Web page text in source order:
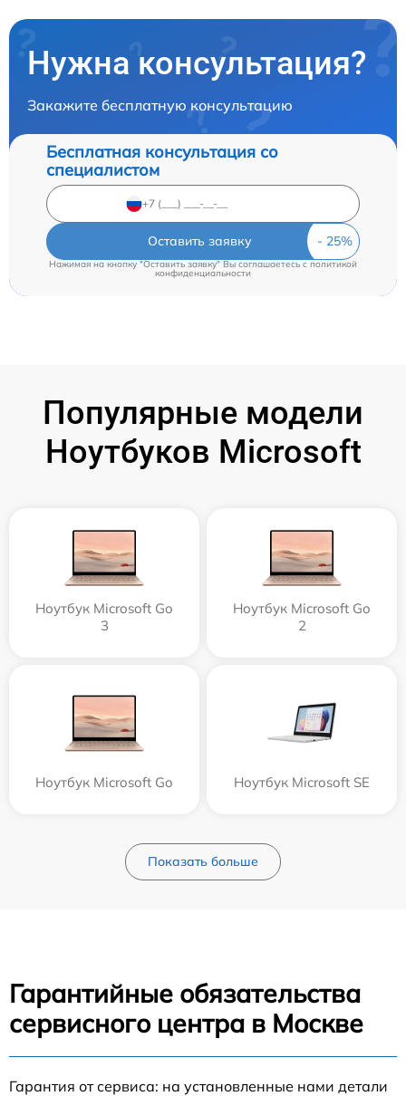
Нужна консультация?
Закажите бесплатную консультацию
Бесплатная консультация со
специалистом
Оставить заявку
Нажимая на кнопку "Оставить заявку" Вы соглашаетесь cполитикой
конфиденциальности
Популярные модели
Ноутбуков Microsoft
Ноутбук Microsoft Go
3
Ноутбук Microsoft Go
2
Ноутбук Microsoft Go Ноутбук Microsoft SE
Показать больше
Гарантийные обязательства
сервисного центра в Москве
Гарантия от сервиса: на установленные нами детали